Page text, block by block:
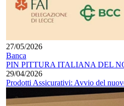
27/05/2026
Banca
PIN PITTURA ITALIANA DEL
29/04/2026
Prodotti Assicurativi: Avvio del